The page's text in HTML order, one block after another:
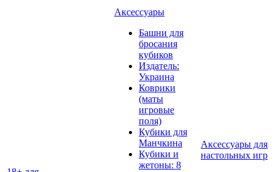
Аксессуары
Башни для
бросания
кубиков
Издатель:
Украина
Коврики
(маты
игровые
поля)
Кубики для
Манчкина
Кубики и
жетоны: 8
Аксессуары для
настольных игр